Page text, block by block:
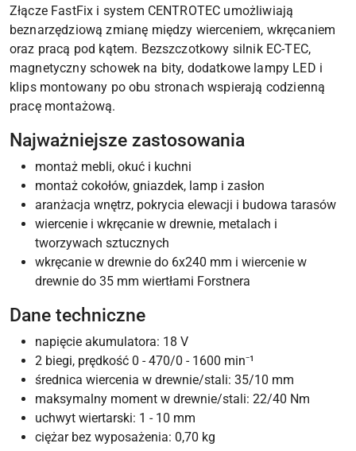
Złącze FastFix i system CENTROTEC umożliwiają
beznarzędziową zmianę między wierceniem, wkręcaniem
oraz pracą pod kątem. Bezszczotkowy silnik EC-TEC,
magnetyczny schowek na bity, dodatkowe lampy LED i
klips montowany po obu stronach wspierają codzienną
pracę montażową.
Najważniejsze zastosowania
montaż mebli, okuć i kuchni
montaż cokołów, gniazdek, lamp i zasłon
aranżacja wnętrz, pokrycia elewacji i budowa tarasów
wiercenie i wkręcanie w drewnie, metalach i
tworzywach sztucznych
wkręcanie w drewnie do 6x240 mm i wiercenie w
drewnie do 35 mm wiertłami Forstnera
Dane techniczne
napięcie akumulatora: 18 V
2 biegi, prędkość 0 - 470/0 - 1600 min⁻¹
średnica wiercenia w drewnie/stali: 35/10 mm
maksymalny moment w drewnie/stali: 22/40 Nm
uchwyt wiertarski: 1 - 10 mm
ciężar bez wyposażenia: 0,70 kg